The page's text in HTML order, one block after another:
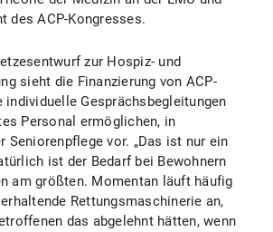
des ACP-Kongresses.
zur Hospiz- und
sieht die Finanzierung von ACP-
individuelle Gesprächsbegleitungen
Personal ermöglichen, in
Seniorenpflege vor. „Das ist nur ein
ist der Bedarf bei Bewohnern
am größten. Momentan läuft häufig
Rettungsmaschinerie an,
das abgelehnt hätten, wenn